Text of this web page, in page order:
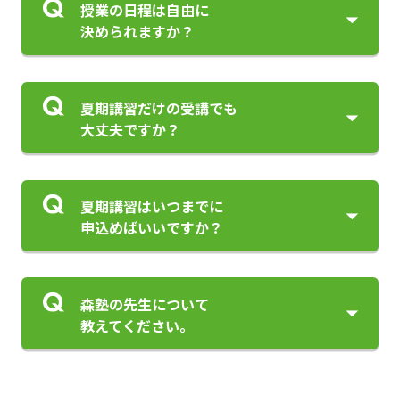
授業の日程は自由に
決められますか？
夏期講習だけの受講でも
大丈夫ですか？
夏期講習はいつまでに
申込めばいいですか？
森塾の先生について
教えてください。